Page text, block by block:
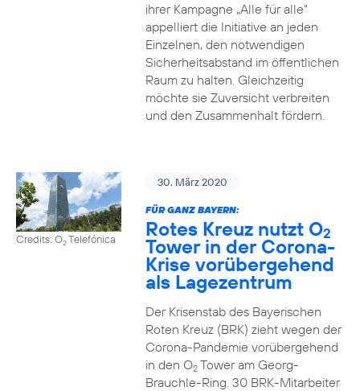
ihrer Kampagne „Alle für alle“
appelliert die Initiative an jeden
Einzelnen, den notwendigen
Sicherheitsabstand im öffentlichen
Raum zu halten. Gleichzeitig
möchte sie Zuversicht verbreiten
und den Zusammenhalt fördern.
Credits: O2Telefónica
30. März 2020
FÜR GANZ BAYERN:
Rotes Kreuz nutzt O2
Tower in der Corona-
Krise vorübergehend
als Lagezentrum
Der Krisenstab des Bayerischen
Roten Kreuz (BRK) zieht wegen der
Corona-Pandemie vorübergehend
in den O2Tower am Georg-
Brauchle-Ring. 30 BRK-Mitarbeiter